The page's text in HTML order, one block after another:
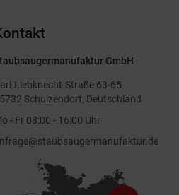
GmbH
Liebknecht-Straße 63-65
Schulzendorf, Deutschland
- Fr 08:00 - 16:00 Uhr